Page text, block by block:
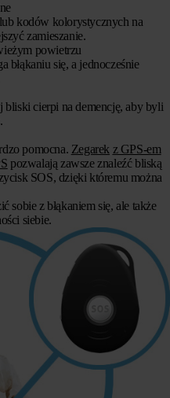
kodów kolorystycznych na
zamieszanie.
powietrzu
błąkaniu się, a jednocześnie
bliski cierpi na demencję, aby byli
pomocna. Zegarek z GPS-em
pozwalają zawsze znaleźć bliską
SOS, dzięki któremu można
sobie z błąkaniem się, ale także
siebie.